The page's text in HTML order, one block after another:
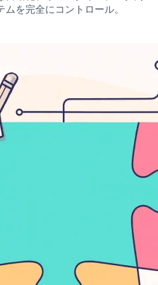
を完全にコントロール。